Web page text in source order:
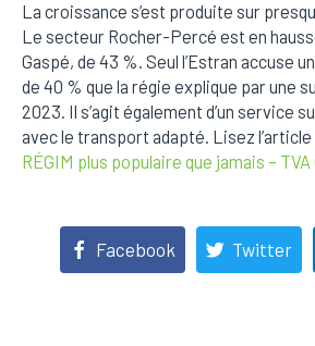
La croissance s’est produite sur
Le secteur Rocher-Percé est en
Gaspé, de 43 %. Seul l’Estran accuse
de 40 % que la régie explique par une
2023. Il s’agit également d’un service
avec le transport adapté. Lisez
RÉGIM plus populaire que jamais –
Facebook Twitter